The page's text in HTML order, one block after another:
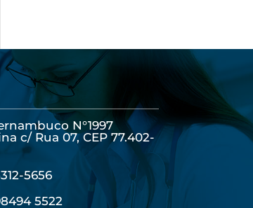
N°1997
c/ Rua 07, CEP 77.402-
5656
5522